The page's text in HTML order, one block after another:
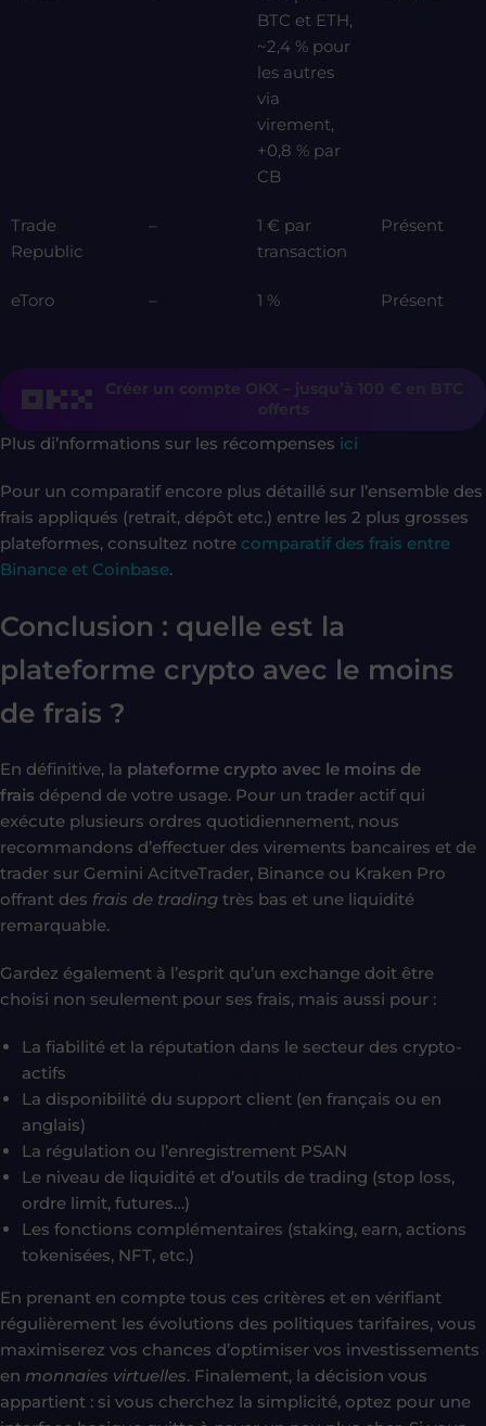
BTC et ETH,
~2,4 % pour
les autres
via
virement,
+0,8 % par
CB
Trade
Republic
–
1 € par
transaction
Présent
eToro – 1 % Présent
Créer un compte OKX – jusqu’à 100 € en BTC
offerts
Plus di’nformations sur les récompenses ici
Pour un comparatif encore plus détaillé sur l’ensemble des
frais appliqués (retrait, dépôt etc.) entre les 2 plus grosses
plateformes, consultez notre comparatif des frais entre
Binance et Coinbase.
Conclusion : quelle est la
plateforme crypto avec le moins
de frais ?
En définitive, la plateforme crypto avec le moins de
frais dépend de votre usage. Pour un trader actif qui
exécute plusieurs ordres quotidiennement, nous
recommandons d’effectuer des virements bancaires et de
trader sur Gemini AcitveTrader, Binance ou Kraken Pro
offrant des frais de trading très bas et une liquidité
remarquable.
Gardez également à l’esprit qu’un exchange doit être
choisi non seulement pour ses frais, mais aussi pour :
La fiabilité et la réputation dans le secteur des crypto-
actifs
La disponibilité du support client (en français ou en
anglais)
La régulation ou l’enregistrement PSAN
Le niveau de liquidité et d’outils de trading (stop loss,
ordre limit, futures…)
Les fonctions complémentaires (staking, earn, actions
tokenisées, NFT, etc.)
En prenant en compte tous ces critères et en vérifiant
régulièrement les évolutions des politiques tarifaires, vous
maximiserez vos chances d’optimiser vos investissements
en monnaies virtuelles. Finalement, la décision vous
appartient : si vous cherchez la simplicité, optez pour une